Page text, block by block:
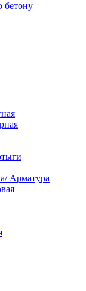
бетону
Арматура